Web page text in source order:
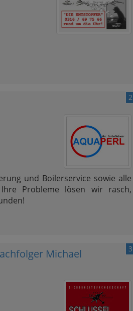
2
und Boilerservice sowie alle
Probleme lösen wir rasch,
3
Michael